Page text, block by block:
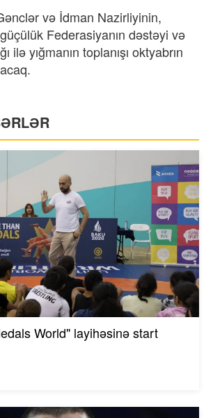
və İdman Nazirliyinin,
Federasiyanın dəstəyi və
ilə yığmanın toplanışı oktyabrın
World" layihəsinə start